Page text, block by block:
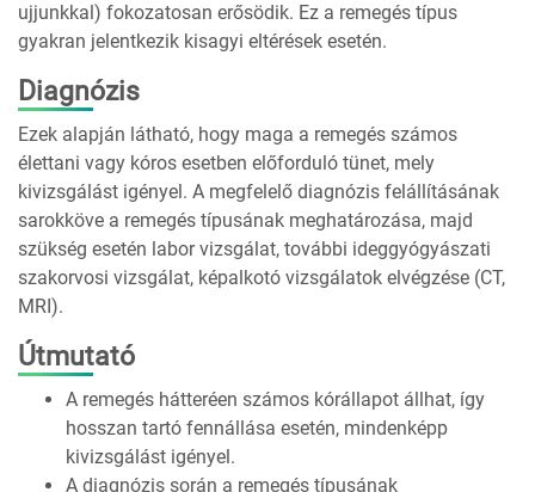
ujjunkkal) fokozatosan erősödik. Ez a remegés típus
gyakran jelentkezik kisagyi eltérések esetén.
Diagnózis
Ezek alapján látható, hogy maga a remegés számos
élettani vagy kóros esetben előforduló tünet, mely
kivizsgálást igényel. A megfelelő diagnózis felállításának
sarokköve a remegés típusának meghatározása, majd
szükség esetén labor vizsgálat, további ideggyógyászati
szakorvosi vizsgálat, képalkotó vizsgálatok elvégzése (CT,
MRI).
Útmutató
A remegés hátteréen számos kórállapot állhat, így
hosszan tartó fennállása esetén, mindenképp
kivizsgálást igényel.
A diagnózis során a remegés típusának